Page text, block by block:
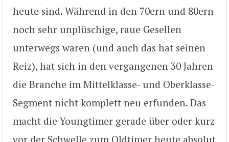
heute sind. Während in den 70ern und 80ern
noch sehr unplüschige, raue Gesellen
unterwegs waren (und auch das hat seinen
Reiz), hat sich in den vergangenen 30 Jahren
die Branche im Mittelklasse- und Oberklasse-
Segment nicht komplett neu erfunden. Das
macht die Youngtimer gerade über oder kurz
vor der Schwelle zum Oldtimer heute absolut